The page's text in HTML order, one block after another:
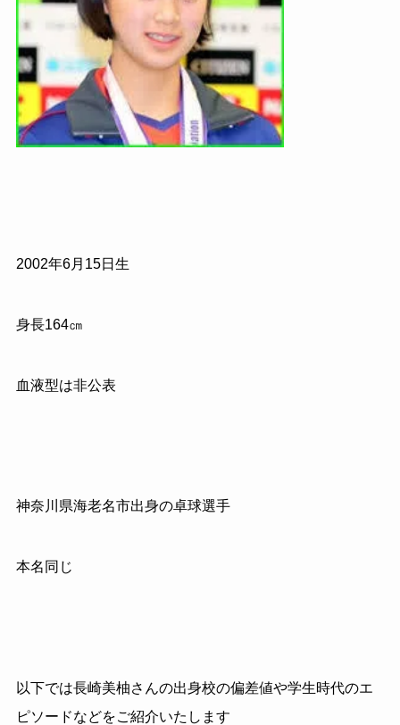
2002年6月15日生
身長164㎝
血液型は非公表
神奈川県海老名市出身の卓球選手
本名同じ
以下では長崎美柚さんの出身校の偏差値や学生時代のエ
ピソードなどをご紹介いたします